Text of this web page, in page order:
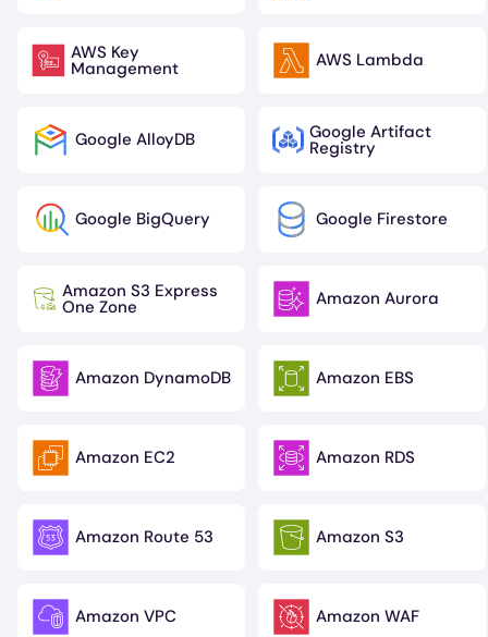
Image
AWS Key
Management ImageAWS Lambda
ImageGoogle AlloyDB Image
Google Artifact
Registry
ImageGoogle BigQuery ImageGoogle Firestore
Image
Amazon S3 Express
One Zone ImageAmazon Aurora
ImageAmazon DynamoDB ImageAmazon EBS
ImageAmazon EC2 ImageAmazon RDS
ImageAmazon Route 53 ImageAmazon S3
ImageAmazon VPC ImageAmazon WAF